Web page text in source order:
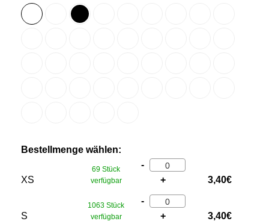
Bestellmenge wählen:
XS
69 Stück
verfügbar
-
+
3,40€
S
1063 Stück
verfügbar
-
+
3,40€